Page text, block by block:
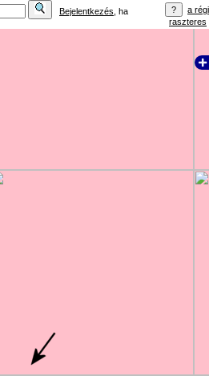
Bejelentkezés , ha
a régi
raszteres